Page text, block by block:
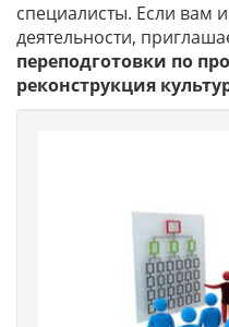
специалисты. Если вам
деятельности,
переподготовки по
реконструкция